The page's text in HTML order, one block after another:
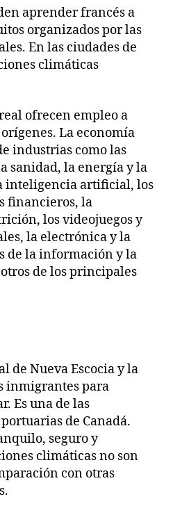
aprender francés a
organizados por las
En las ciudades de
climáticas
ofrecen empleo a
La economía
industrias como las
sanidad, la energía y la
inteligencia artificial, los
financieros, la
los videojuegos y
la electrónica y la
de la información y la
de los principales
de Nueva Escocia y la
inmigrantes para
Es una de las
de Canadá.
seguro y
climáticas no son
con otras